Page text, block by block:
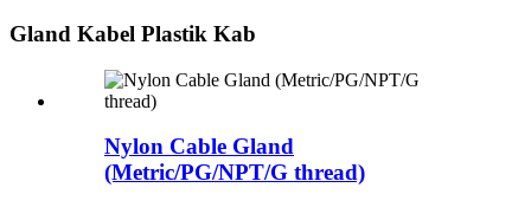
Gland Kabel Plastik Kab
Nylon Cable Gland
(Metric/PG/NPT/G thread)